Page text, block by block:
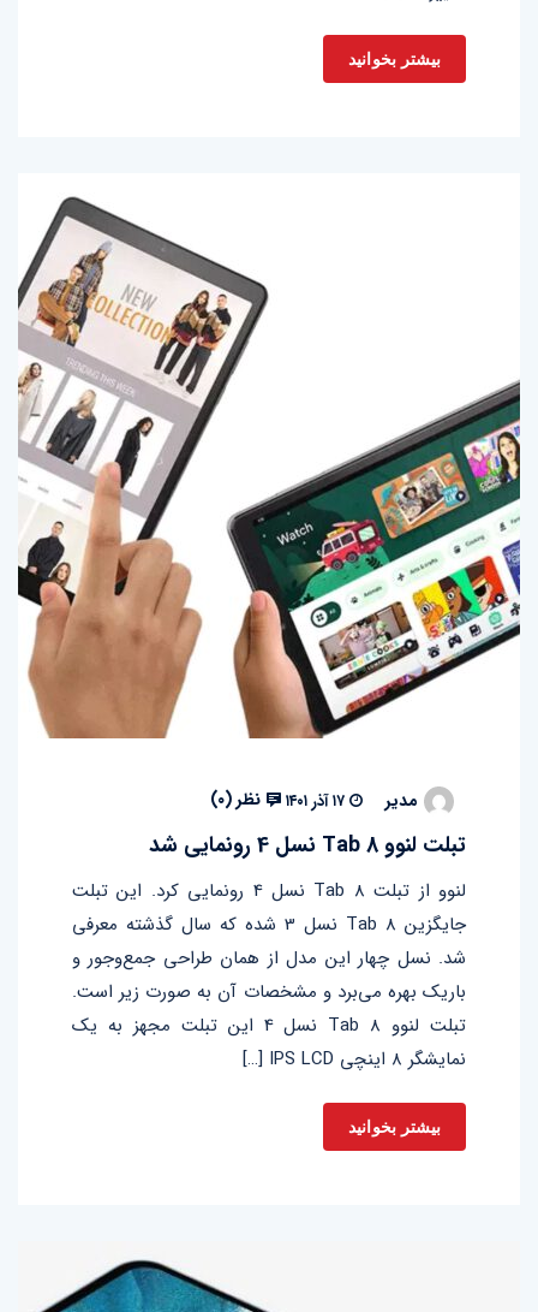
بیشتر بخوانید
مدیر نظر (۰)
تبلت لنوو Tab 8 نسل 4 رونمایی شد
لنوو از تبلت Tab 8 نسل 4 رونمایی کرد. این تبلت
جایگزین Tab 8 نسل 3 شده که سال گذشته معرفی
شد. نسل چهار این مدل از همان طراحی جمع‌وجور و
باریک بهره می‌برد و مشخصات آن به صورت زیر است.
تبلت لنوو Tab 8 نسل 4 این تبلت مجهز به یک
نمایشگر ۸ اینچی IPS LCD […]
بیشتر بخوانید